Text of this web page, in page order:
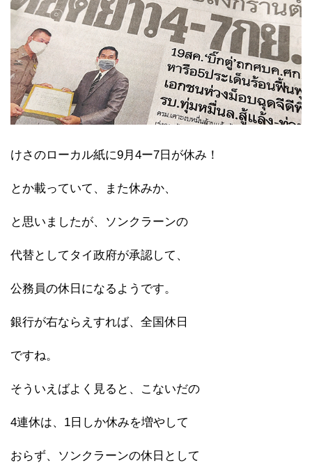
けさのローカル紙に9月4ー7日が休み！
とか載っていて、また休みか、
と思いましたが、ソンクラーンの
代替としてタイ政府が承認して、
公務員の休日になるようです。
銀行が右ならえすれば、全国休日
ですね。
そういえばよく見ると、こないだの
4連休は、1日しか休みを増やして
おらず、ソンクラーンの休日として